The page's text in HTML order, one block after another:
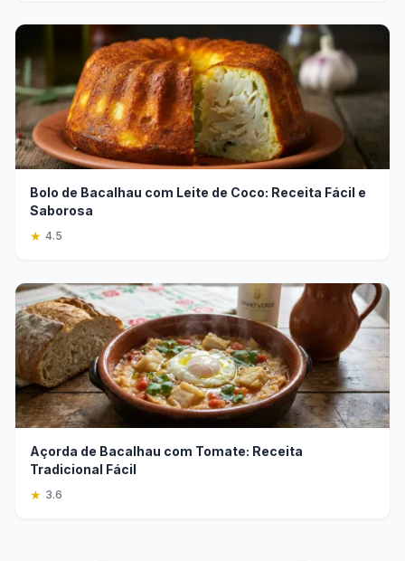
Bolo de Bacalhau com Leite de Coco: Receita Fácil e
Saborosa
★ 4.5
Açorda de Bacalhau com Tomate: Receita
Tradicional Fácil
★ 3.6